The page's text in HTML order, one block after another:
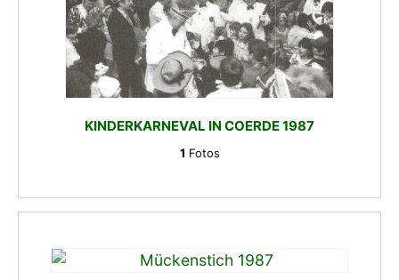
KINDERKARNEVAL IN COERDE 1987
1 Fotos